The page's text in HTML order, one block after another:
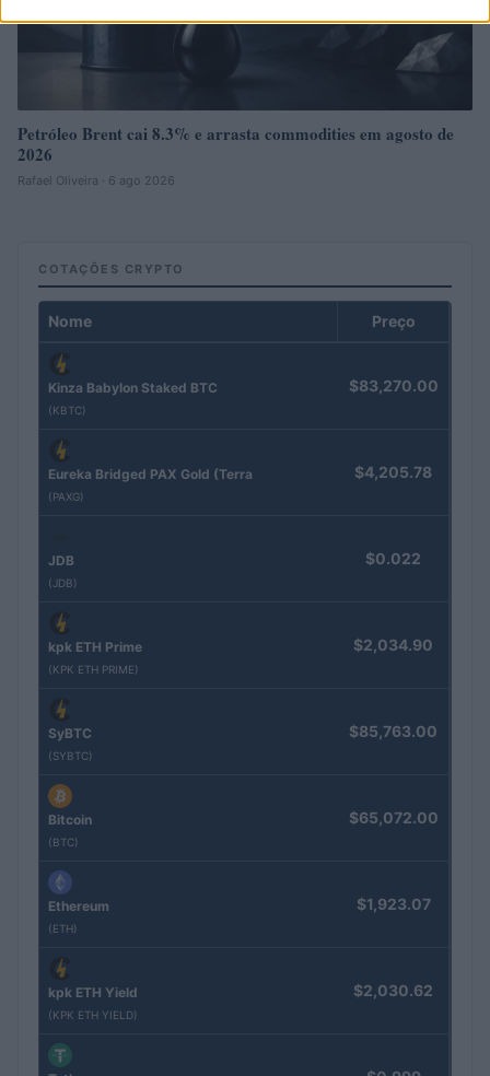
Petróleo Brent cai 8.3% e arrasta commodities em agosto de
2026
Rafael Oliveira · 6 ago 2026
COTAÇÕES CRYPTO
Nome Preço
Kinza Babylon Staked BTC
(KBTC)
$83,270.00
Eureka Bridged PAX Gold (Terra
(PAXG)
$4,205.78
JDB
(JDB)
$0.022
kpk ETH Prime
(KPK ETH PRIME)
$2,034.90
SyBTC
(SYBTC)
$85,763.00
Bitcoin
(BTC)
$65,072.00
Ethereum
(ETH)
$1,923.07
kpk ETH Yield
(KPK ETH YIELD)
$2,030.62